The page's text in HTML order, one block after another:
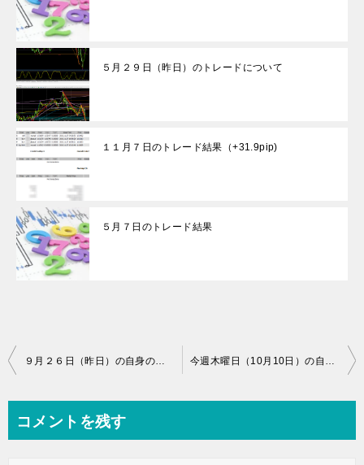
５月２９日（昨日）のトレードについて
１１月７日のトレード結果（+31.9pip)
５月７日のトレード結果
投
ビ
９月２６日（昨日）の自身のゴールドのトレード解説（コンサルを受けていただいている方には先行配布済） 今週木曜日（10月10日）の自身のトレード（ゴールドドル）※コンサルを受けていただいてる方には先行配布済です
コメントを残す